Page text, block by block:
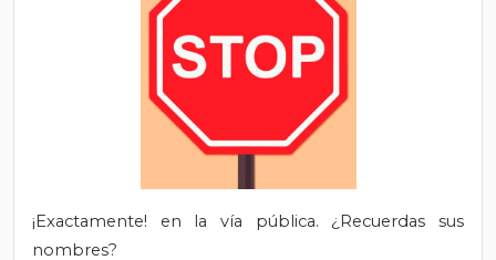
¡Exactamente! en la vía pública. ¿Recuerdas sus
nombres?